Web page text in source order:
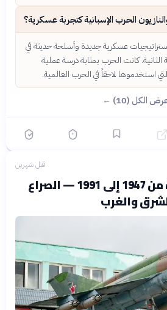
الحرب الإسبانية كتجربة عسكرية؟
عسكرية جديدة وأسلحة حديثة في
الثانية. كانت الحرب بمثابة درسة عملية
استخدموها لاحقاً في الحرب العالمية.
الكل (10) ←
قبل شهرين
تاريخ الحرب الباردة من 1947 إلى 1991 — الصراع
والغرب